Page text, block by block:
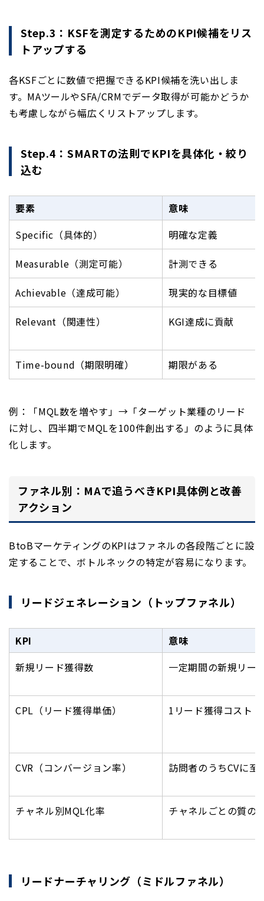
Step.3：KSFを測定するためのKPI候補をリス
トアップする
各KSFごとに数値で把握できるKPI候補を洗い出しま
す。MAツールやSFA/CRMでデータ取得が可能かどうか
も考慮しながら幅広くリストアップします。
Step.4：SMARTの法則でKPIを具体化・絞り
込む
要素
意味
Specific（具体的）
明確な定義
Measurable（測定可能） 計測できる
Achievable（達成可能） 現実的な目標値
Relevant（関連性） KGI達成に貢献
Time-bound（期限明確） 期限がある
例：「MQL数を増やす」→「ターゲット業種のリード
に対し、四半期でMQLを100件創出する」のように具体
化します。
ファネル別：MAで追うべきKPI具体例と改善
アクション
BtoBマーケティングのKPIはファネルの各段階ごとに設
定することで、ボトルネックの特定が容易になります。
リードジェネレーション（トップファネル）
KPI
意味
新規リード獲得数
一定期間の新規リー
CPL（リード獲得単価） 1リード獲得コスト
CVR（コンバージョン率） 訪問者のうちCVに至
チャネル別MQL化率 チャネルごとの質の
リードナーチャリング（ミドルファネル）